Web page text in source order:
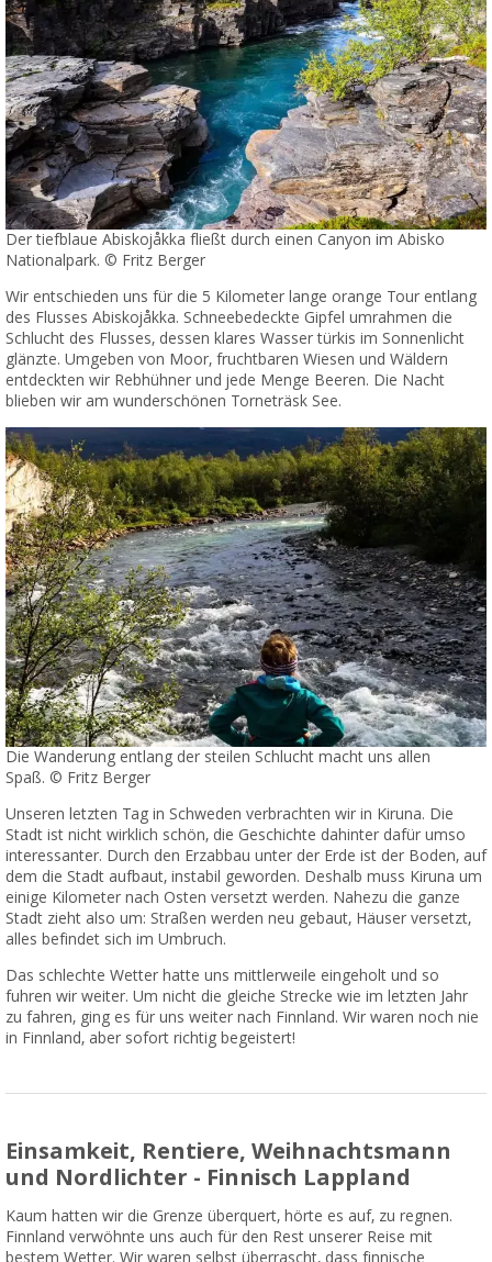
Der tiefblaue Abiskojåkka fließt durch einen Canyon im Abisko
Nationalpark. © Fritz Berger
Wir entschieden uns für die 5 Kilometer lange orange Tour entlang
des Flusses Abiskojåkka. Schneebedeckte Gipfel umrahmen die
Schlucht des Flusses, dessen klares Wasser türkis im Sonnenlicht
glänzte. Umgeben von Moor, fruchtbaren Wiesen und Wäldern
entdeckten wir Rebhühner und jede Menge Beeren. Die Nacht
blieben wir am wunderschönen Torneträsk See.
Die Wanderung entlang der steilen Schlucht macht uns allen
Spaß. © Fritz Berger
Unseren letzten Tag in Schweden verbrachten wir in Kiruna. Die
Stadt ist nicht wirklich schön, die Geschichte dahinter dafür umso
interessanter. Durch den Erzabbau unter der Erde ist der Boden, auf
dem die Stadt aufbaut, instabil geworden. Deshalb muss Kiruna um
einige Kilometer nach Osten versetzt werden. Nahezu die ganze
Stadt zieht also um: Straßen werden neu gebaut, Häuser versetzt,
alles befindet sich im Umbruch.
Das schlechte Wetter hatte uns mittlerweile eingeholt und so
fuhren wir weiter. Um nicht die gleiche Strecke wie im letzten Jahr
zu fahren, ging es für uns weiter nach Finnland. Wir waren noch nie
in Finnland, aber sofort richtig begeistert!
Einsamkeit, Rentiere, Weihnachtsmann
und Nordlichter - Finnisch Lappland
Kaum hatten wir die Grenze überquert, hörte es auf, zu regnen.
Finnland verwöhnte uns auch für den Rest unserer Reise mit
bestem Wetter. Wir waren selbst überrascht, dass finnische